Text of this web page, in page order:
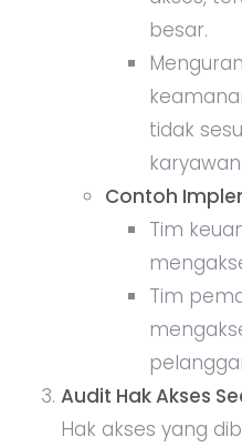
besar.
tidak
karyawan.
Contoh
Tim
Tim
Audit Hak Akses
Hak akses yang